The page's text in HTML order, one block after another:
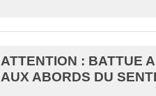
ATTENTION : BATTUE
AUX ABORDS DU